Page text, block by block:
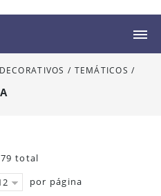
/ TEMÁTICOS/
total
por página